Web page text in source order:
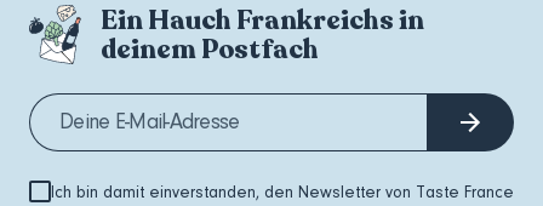
Ein Hauch Frankreichs in
deinem Postfach
Ich bin damit einverstanden, den Newsletter von Taste France